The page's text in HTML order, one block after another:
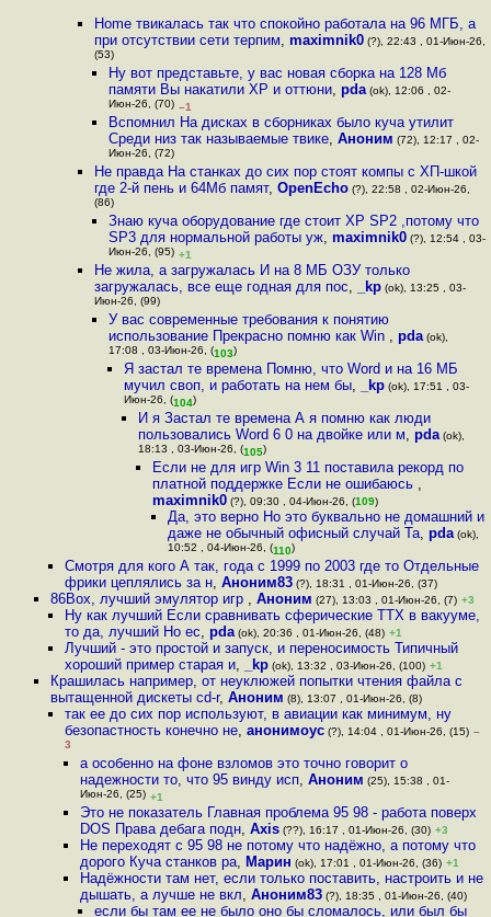
Home твикалась так что спокойно работала на 96 МГБ, а
при отсутствии сети терпим, maximnik0(?), 22:43 , 01-Июн-26,
(53)
Ну вот представьте, у вас новая сборка на 128 Мб
памяти Вы накатили XP и оттюни,pda (ok), 12:06 , 02-
Июн-26, (70) –1
Вспомнил На дисках в сборниках было куча утилит
Среди низ так называемые твике,Аноним (72), 12:17 , 02-
Июн-26, (72)
Не правда На станках до сих пор стоят компы с ХП-шкой
где 2-й пень и 64Мб памят, OpenEcho(?), 22:58 , 02-Июн-26,
(86)
Знаю куча оборудование где стоит XP SP2 ,потому что
SP3 для нормальной работы уж,maximnik0 (?), 12:54 , 03-
Июн-26, (95) +1
Не жила, а загружалась И на 8 МБ ОЗУ только
загружалась, все еще годная для пос, _kp(ok), 13:25 , 03-
Июн-26, (99)
У вас современные требования к понятию
использование Прекрасно помню как Win ,pda (ok),
17:08 , 03-Июн-26, (103)
Я застал те времена Помню, что Word и на 16 МБ
мучил своп, и работать на нем бы, _kp(ok), 17:51 , 03-
Июн-26, (104)
И я Застал те времена А я помню как люди
пользовались Word 6 0 на двойке или м, pda(ok),
18:13 , 03-Июн-26, (105)
Если не для игр Win 3 11 поставила рекорд по
платной поддержке Если не ошибаюсь ,
maximnik0 (?), 09:30 , 04-Июн-26, (109)
Да, это верно Но это буквально не домашний и
даже не обычный офисный случай Та, pda(ok),
10:52 , 04-Июн-26, (110)
Смотря для кого А так, года с 1999 по 2003 где то Отдельные
фрики цеплялись за н,Аноним83 (?), 18:31 , 01-Июн-26, (37)
86Box, лучший эмулятор игр , Аноним (27), 13:03 , 01-Июн-26, (7) +3
Ну как лучший Если сравнивать сферические ТТХ в вакууме,
то да, лучший Но ес,pda (ok), 20:36 , 01-Июн-26, (48) +1
Лучший - это простой и запуск, и переносимость Типичный
хороший пример старая и, _kp (ok), 13:32 , 03-Июн-26, (100) +1
Крашилась например, от неуклюжей попытки чтения файла с
вытащенной дискеты cd-r, Аноним (8), 13:07 , 01-Июн-26, (8)
так ее до сих пор используют, в авиации как минимум, ну
безопастность конечно не,анонимоус (?), 14:04 , 01-Июн-26, (15) –
3
а особенно на фоне взломов это точно говорит о
надежности то, что 95 винду исп, Аноним (25), 15:38 , 01-
Июн-26, (25) +1
Это не показатель Главная проблема 95 98 - работа поверх
DOS Права дебага подн, Axis(??), 16:17 , 01-Июн-26, (30) +3
Не переходят с 95 98 не потому что надёжно, а потому что
дорого Куча станков ра, Марин (ok), 17:01 , 01-Июн-26, (36) +1
Надёжности там нет, если только поставить, настроить и не
дышать, а лучше не вкл, Аноним83(?), 18:35 , 01-Июн-26, (40)
если бы там ее не было оно бы сломалось, или был бы